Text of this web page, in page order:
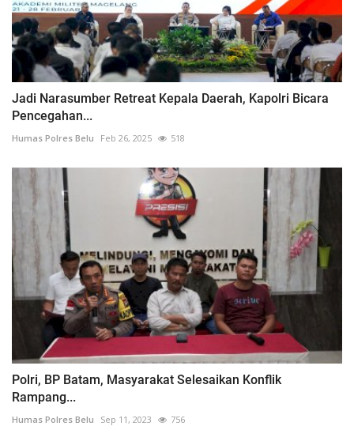
Jadi Narasumber Retreat Kepala Daerah, Kapolri Bicara
Pencegahan...
Humas Polres Belu Feb 26, 2025 518
Polri, BP Batam, Masyarakat Selesaikan Konflik
Rampang...
Humas Polres Belu Sep 11, 2023 756